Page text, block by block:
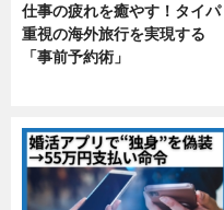
仕事の疲れを癒やす！タイパ
重視の海外旅行を実現する
「事前予約術」